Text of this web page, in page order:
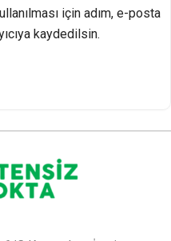
için adım, e-posta
kaydedilsin.